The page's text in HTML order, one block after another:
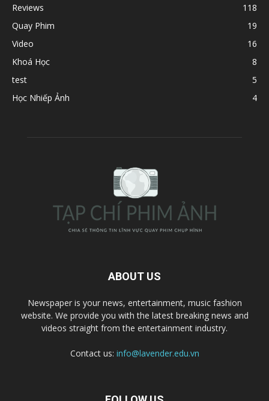
Reviews
118
Quay Phim
19
Video
16
Khoá Học
8
test
5
Học Nhiếp Ảnh
4
ABOUT US
Newspaper is your news, entertainment, music fashion
website. We provide you with the latest breaking news and
videos straight from the entertainment industry.
Contact us: info@lavender.edu.vn